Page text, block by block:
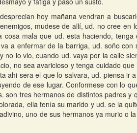
hoy mañana vendran a
mudese de allí, ud. no cree en
mala que ud. esta haciendo,
a enfermar de la barriga, ud. soño con
no lo vio, cuando ud. vaya por la calle
no sea avaricioso y tenga cuidado
ahi sera el que lo salvara, ud. piensa ir
de ese lugar. Conformese con lo
son tres hermanos de distintos padres y
ella tenía su marido y ud. se la
uno de sus hermanos ya murio o